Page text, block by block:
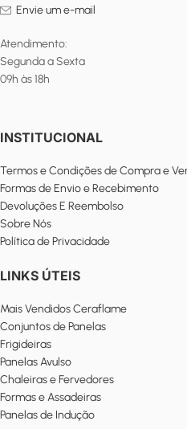
Envie um e-mail
Atendimento:
Segunda a Sexta
09h às 18h
INSTITUCIONAL
Termos e Condições de Compra e
Formas de Envio e Recebimento
Devoluções E Reembolso
Sobre Nós
Política de Privacidade
LINKS ÚTEIS
Mais Vendidos Ceraflame
Conjuntos de Panelas
Frigideiras
Panelas Avulso
Chaleiras e Fervedores
Formas e Assadeiras
Panelas de Indução